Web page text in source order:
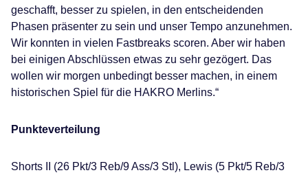
geschafft, besser zu spielen, in den entscheidenden
Phasen präsenter zu sein und unser Tempo anzunehmen.
Wir konnten in vielen Fastbreaks scoren. Aber wir haben
bei einigen Abschlüssen etwas zu sehr gezögert. Das
wollen wir morgen unbedingt besser machen, in einem
historischen Spiel für die HAKRO Merlins.“
Punkteverteilung
Shorts II (26 Pkt/3 Reb/9 Ass/3 Stl), Lewis (5 Pkt/5 Reb/3